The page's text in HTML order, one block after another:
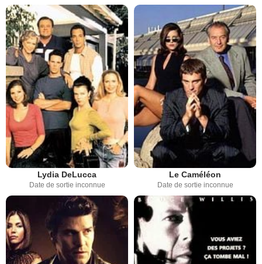
Lydia DeLucca
Date de sortie inconnue
Le Caméléon
Date de sortie inconnue